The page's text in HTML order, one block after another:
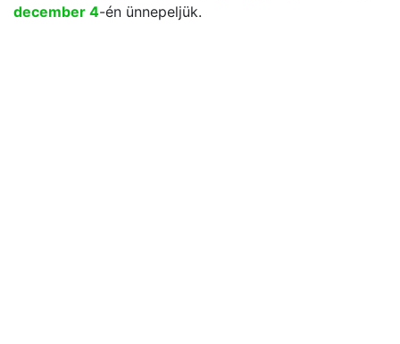
december 4-én ünnepeljük.